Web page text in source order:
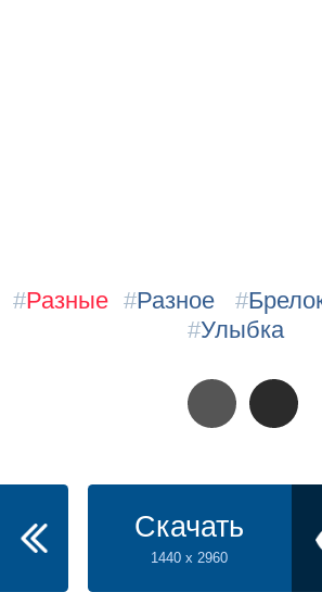
#Разные #Разное #
#Улыбка
Скачать
1440 x 2960